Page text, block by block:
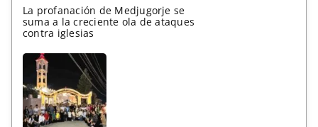
La profanación de Medjugorje se
suma a la creciente ola de ataques
contra iglesias